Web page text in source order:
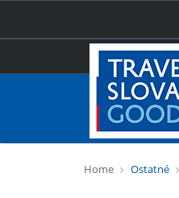
Home Ostatné